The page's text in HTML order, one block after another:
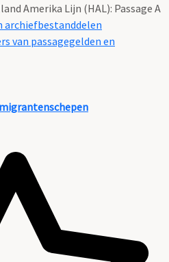
Amerika Lijn (HAL): Passage A
archiefbestanddelen
van passagegelden en